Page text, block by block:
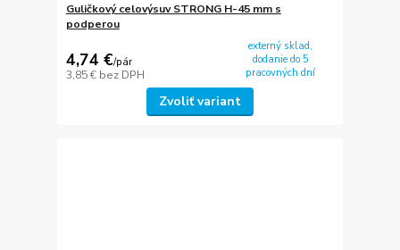
Guličkový celovýsuv STRONG H-45 mm s
podperou
4,74 €/pár
3,85 € bez DPH
externý sklad,
dodanie do 5
pracovných dní
Zvoliť variant